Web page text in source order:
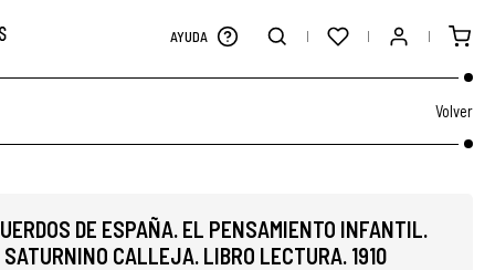
AYUDA
Volver
DE ESPAÑA. EL PENSAMIENTO INFANTIL.
SATURNINO CALLEJA. LIBRO LECTURA. 1910